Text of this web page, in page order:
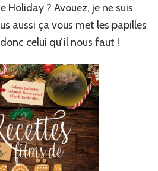
Holiday ? Avouez, je ne suis
aussi ça vous met les papilles
celui qu’il nous faut !